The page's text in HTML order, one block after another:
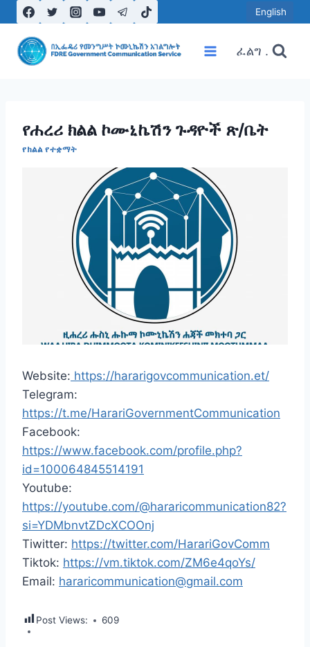
to
content
English
ፈልግ .
የሐረሪ ክልል ኮሙኒኬሽን ጉዳዮች ጽ/ቤት
የክልል የተቋማት
Website: https://hararigovcommunication.et/
Telegram:
https://t.me/HarariGovernmentCommunication
Facebook:
https://www.facebook.com/profile.php?
id=100064845514191
Youtube:
https://youtube.com/@hararicommunication82?
si=YDMbnvtZDcXCOOnj
Tiwitter: https://twitter.com/HarariGovComm
Tiktok: https://vm.tiktok.com/ZM6e4qoYs/
Email: hararicommunication@gmail.com
Post Views: 609